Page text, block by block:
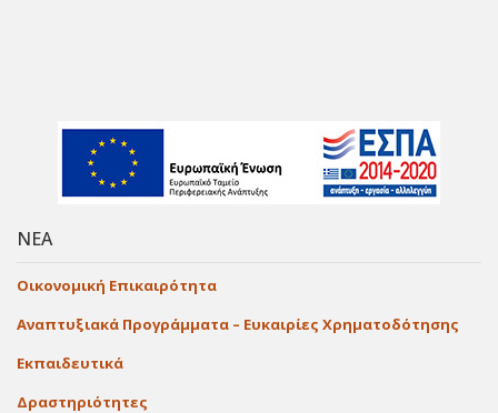
ΝΕΑ
Οικονομική Επικαιρότητα
Αναπτυξιακά Προγράμματα – Ευκαιρίες Χρηματοδότησης
Εκπαιδευτικά
Δραστηριότητες